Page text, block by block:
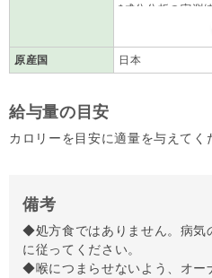
*成分分析の実測
原産国 日本
給与量の目安
カロリーを目安に適量を与えてく
備考
◆処方食ではありません。病気
に従ってください。
◆喉につまらせないよう、オー